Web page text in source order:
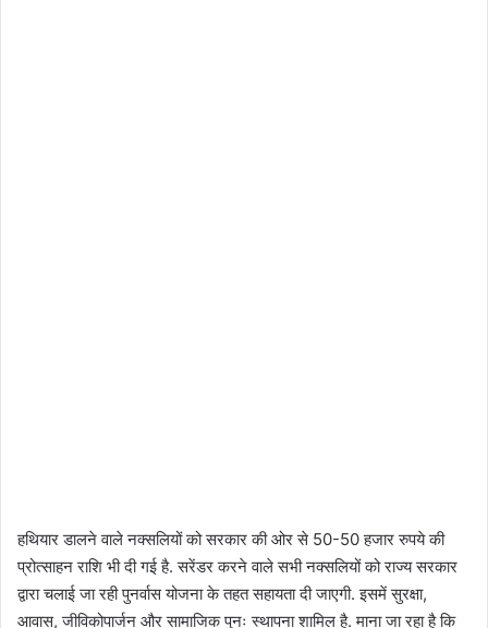
हथियार डालने वाले नक्सलियों को सरकार की ओर से 50-50 हजार रुपये की
प्रोत्साहन राशि भी दी गई है. सरेंडर करने वाले सभी नक्सलियों को राज्य सरकार
द्वारा चलाई जा रही पुनर्वास योजना के तहत सहायता दी जाएगी. इसमें सुरक्षा,
आवास, जीविकोपार्जन और सामाजिक पुनः स्थापना शामिल है. माना जा रहा है कि